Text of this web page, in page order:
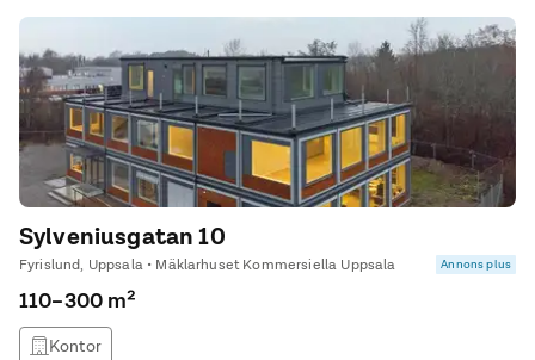
Sylveniusgatan 10
Fyrislund, Uppsala • Mäklarhuset Kommersiella Uppsala Annons plus
110–300 m²
Kontor